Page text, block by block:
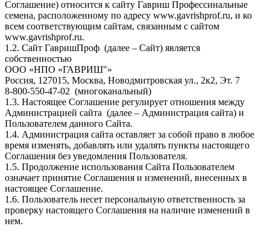
Соглашение) относится к сайту Гавриш Профессинальные
семена, расположенному по адресу www.gavrishprof.ru, и ко
всем соответствующим сайтам, связанным с сайтом
www.gavrishprof.ru.
1.2. Сайт ГавришПроф (далее – Сайт) является
собственностью
ООО «НПО «ГАВРИШ"»
Россия, 127015, Москва, Новодмитровская ул., 2к2, Эт. 7
8-800-550-47-02 (многоканальный)
1.3. Настоящее Соглашение регулирует отношения между
Администрацией сайта (далее – Администрация сайта) и
Пользователем данного Сайта.
1.4. Администрация сайта оставляет за собой право в любое
время изменять, добавлять или удалять пункты настоящего
Соглашения без уведомления Пользователя.
1.5. Продолжение использования Сайта Пользователем
означает принятие Соглашения и изменений, внесенных в
настоящее Соглашение.
1.6. Пользователь несет персональную ответственность за
проверку настоящего Соглашения на наличие изменений в
нем.